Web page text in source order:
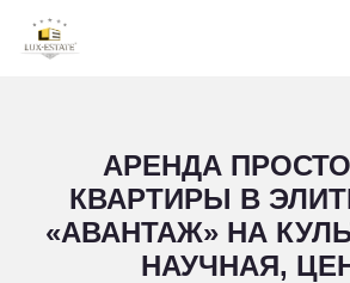
АРЕНДА
КВАРТИРЫ В
«АВАНТАЖ» НА
НАУЧНАЯ,